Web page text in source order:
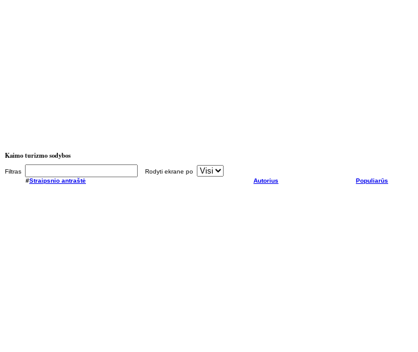
Kaimo turizmo sodybos
Filtras
Rodyti ekrane po
#Straipsnio antraštė Autorius Populiarūs